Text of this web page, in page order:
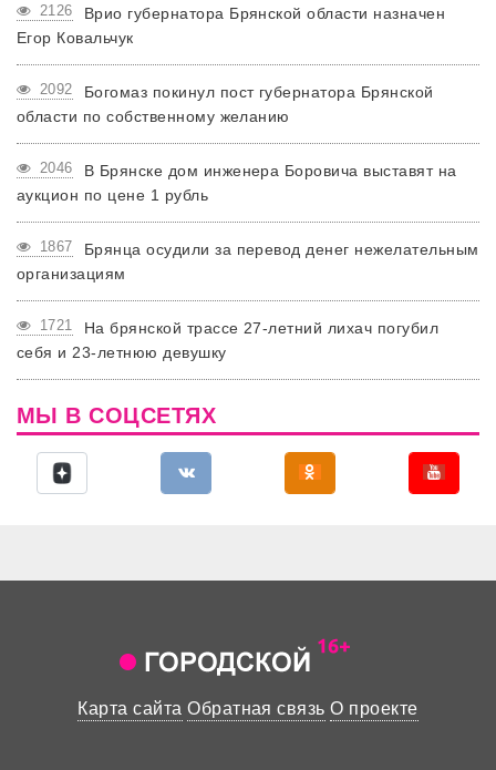
2126
Врио губернатора Брянской области назначен
Егор Ковальчук
2092
Богомаз покинул пост губернатора Брянской
области по собственному желанию
2046
В Брянске дом инженера Боровича выставят на
аукцион по цене 1 рубль
1867
Брянца осудили за перевод денег нежелательным
организациям
1721
На брянской трассе 27-летний лихач погубил
себя и 23-летнюю девушку
МЫ В СОЦСЕТЯХ
Карта сайта Обратная связь О проекте